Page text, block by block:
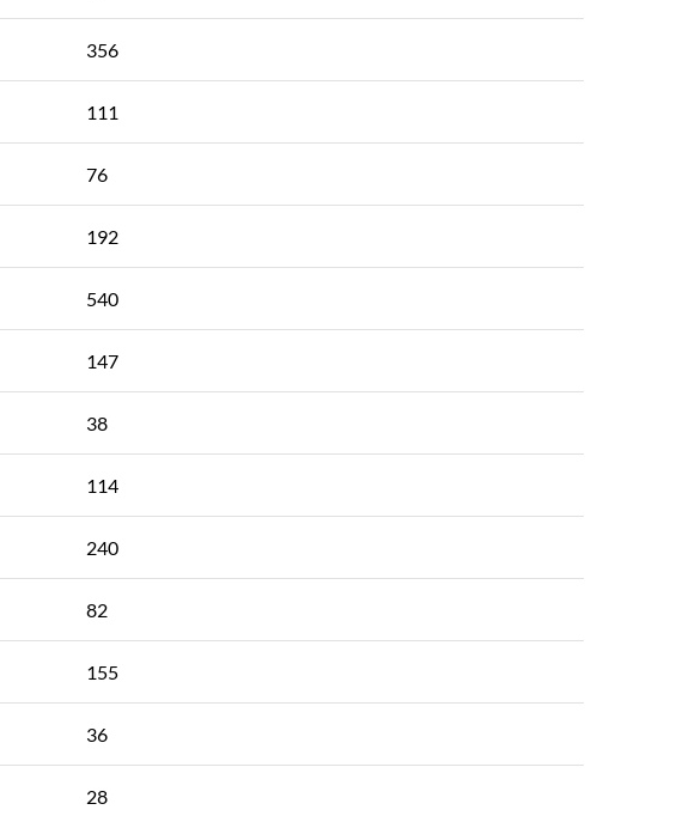
356
111
76
192
540
147
38
114
240
82
155
36
28